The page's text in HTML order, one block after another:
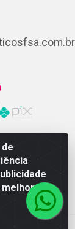
a
LTDA -
BA -
25